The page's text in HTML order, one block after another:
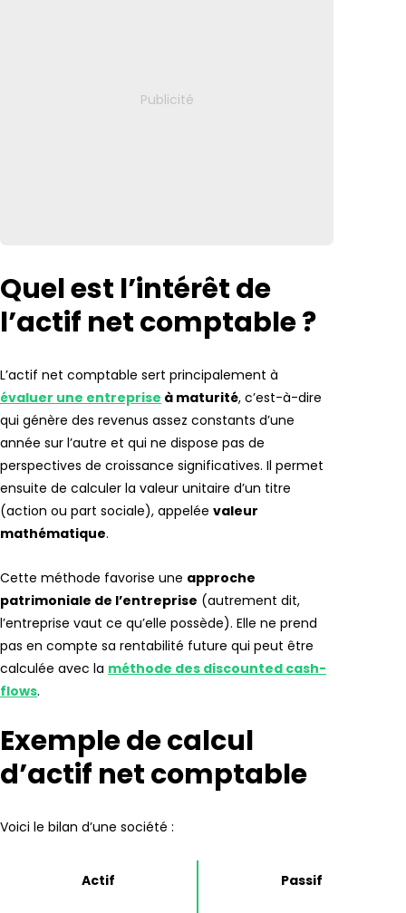
Quel est l’intérêt de
l’actif net comptable ?
L’actif net comptable sert principalement à
évaluer une entreprise à maturité, c’est-à-dire
qui génère des revenus assez constants d’une
année sur l’autre et qui ne dispose pas de
perspectives de croissance significatives. Il permet
ensuite de calculer la valeur unitaire d’un titre
(action ou part sociale), appelée valeur
mathématique.
Cette méthode favorise une approche
patrimoniale de l’entreprise (autrement dit,
l’entreprise vaut ce qu’elle possède). Elle ne prend
pas en compte sa rentabilité future qui peut être
calculée avec la méthode des discounted cash-
flows.
Exemple de calcul
d’actif net comptable
Voici le bilan d’une société :
Actif Passif